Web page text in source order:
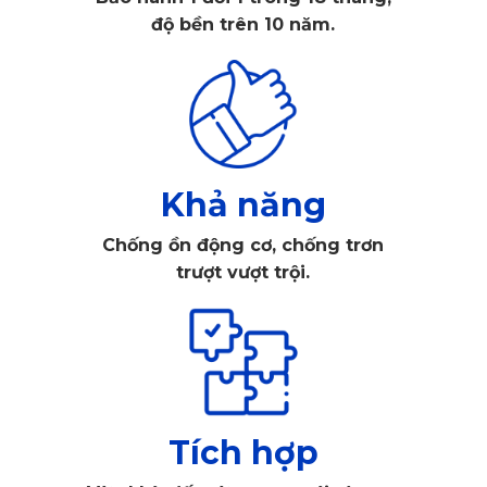
Thảm sàn ô tô 360 là một phụ kiện quan trọng không thể thiếu đối
với mọi chủ xe
Thảm sàn ô tô 360 sẽ giúp hạn chế bụi bẩn, nước bẩn hay chất
độ bền trên 10 năm.
Khả năng
Chống ồn động cơ, chống trơn
trượt vượt trội.
Tích hợp